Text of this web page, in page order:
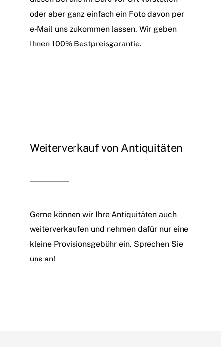
oder aber ganz einfach ein Foto davon per
e-Mail uns zukommen lassen. Wir geben
Ihnen 100% Bestpreisgarantie.
Weiterverkauf von Antiquitäten
Gerne können wir Ihre Antiquitäten auch
weiterverkaufen und nehmen dafür nur eine
kleine Provisionsgebühr ein. Sprechen Sie
uns an!